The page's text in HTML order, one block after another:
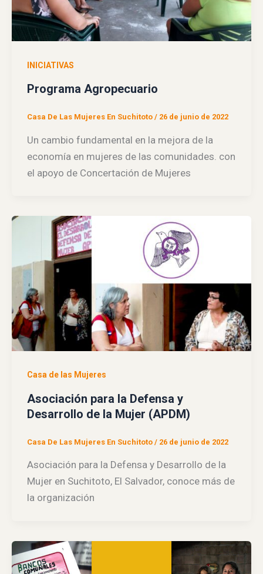
INICIATIVAS
Programa Agropecuario
Casa De Las Mujeres En Suchitoto / 26 de junio de 2022
Un cambio fundamental en la mejora de la
economía en mujeres de las comunidades. con
el apoyo de Concertación de Mujeres
Casa de las Mujeres
Asociación para la Defensa y
Desarrollo de la Mujer (APDM)
Casa De Las Mujeres En Suchitoto / 26 de junio de 2022
Asociación para la Defensa y Desarrollo de la
Mujer en Suchitoto, El Salvador, conoce más de
la organización